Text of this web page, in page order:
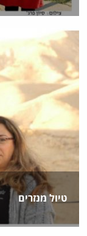
טיול מנזרים